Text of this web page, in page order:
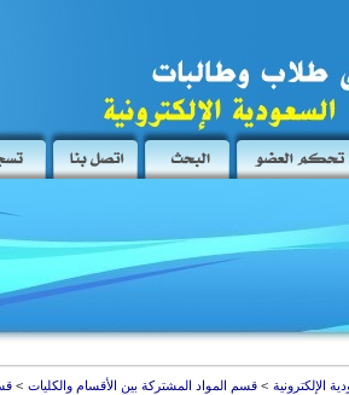
الإلكترونية >قسم المواد المشتركة بين الأقسام والكليات >